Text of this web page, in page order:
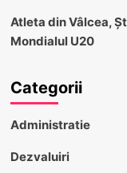
Atleta din Vâlcea,
Mondialul U20
Categorii
Administratie
Dezvaluiri